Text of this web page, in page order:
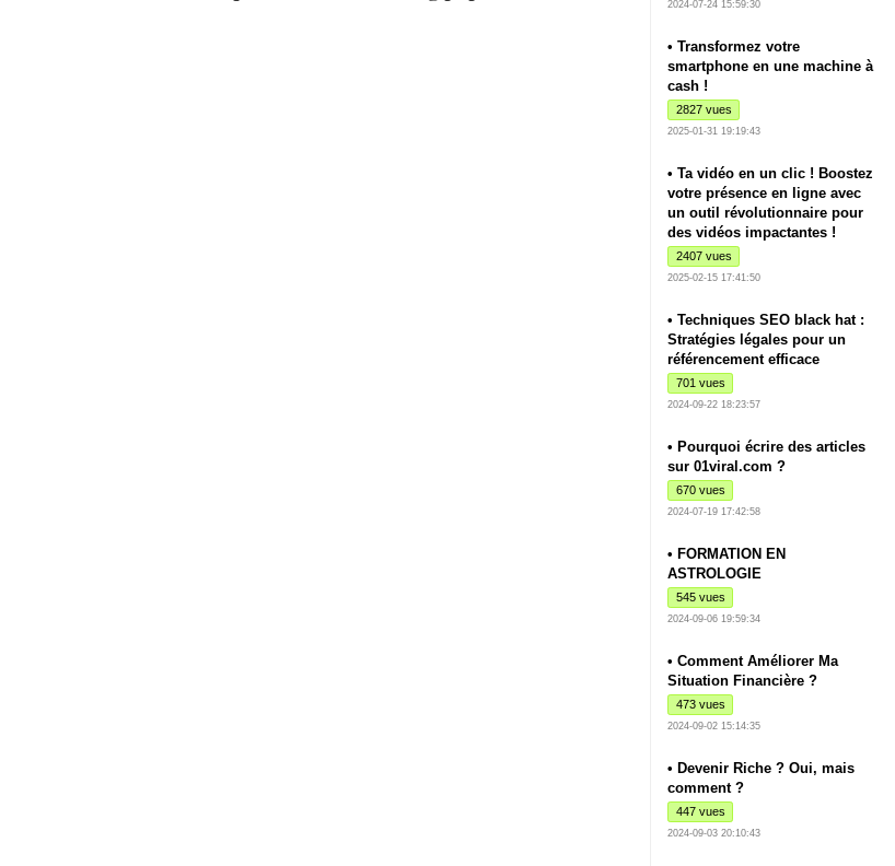
2024-07-24 15:59:30
• Transformez votre
smartphone en une machine à
cash !
2827 vues
2025-01-31 19:19:43
• Ta vidéo en un clic ! Boostez
votre présence en ligne avec
un outil révolutionnaire pour
des vidéos impactantes !
2407 vues
2025-02-15 17:41:50
• Techniques SEO black hat :
Stratégies légales pour un
référencement efficace
701 vues
2024-09-22 18:23:57
• Pourquoi écrire des articles
sur 01viral.com ?
670 vues
2024-07-19 17:42:58
• FORMATION EN
ASTROLOGIE
545 vues
2024-09-06 19:59:34
• Comment Améliorer Ma
Situation Financière ?
473 vues
2024-09-02 15:14:35
• Devenir Riche ? Oui, mais
comment ?
447 vues
2024-09-03 20:10:43